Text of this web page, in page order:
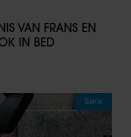
VAN FRANS EN
IN BED
Sante